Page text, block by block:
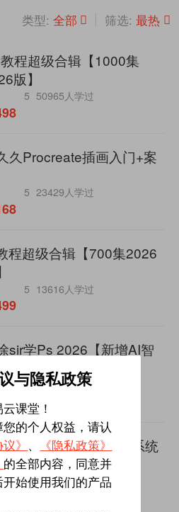
类型: 全部 筛选: 最热
程超级合辑【1000集
版】
5 50965人学过
久Procreate插画入门+案
5 23429人学过
程超级合辑【700集2026
5 13616人学过
sir学Ps 2026【新增AI智
5 10735人学过
程超级合辑【600集系统
5 8938人学过
与隐私政策
课堂！
的个人权益，请认
》 、
《隐私政策》
的全部内容，同意并
始使用我们的产品